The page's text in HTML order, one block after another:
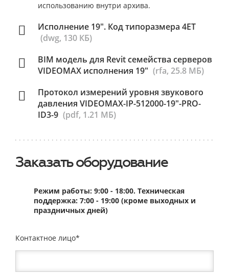
использованию внутри архива.
Исполнение 19". Код типоразмера 4ET
(dwg, 130 КБ)
BIM модель для Revit семейства серверов
VIDEOMAX исполнения 19" (rfa, 25.8 МБ)
Протокол измерений уровня звукового
давления VIDEOMAX-IP-512000-19"-PRO-
ID3-9 (pdf, 1.21 МБ)
Заказать оборудование
Режим работы: 9:00 - 18:00. Техническая
поддержка: 7:00 - 19:00 (кроме выходных и
праздничных дней)
Контактное лицо